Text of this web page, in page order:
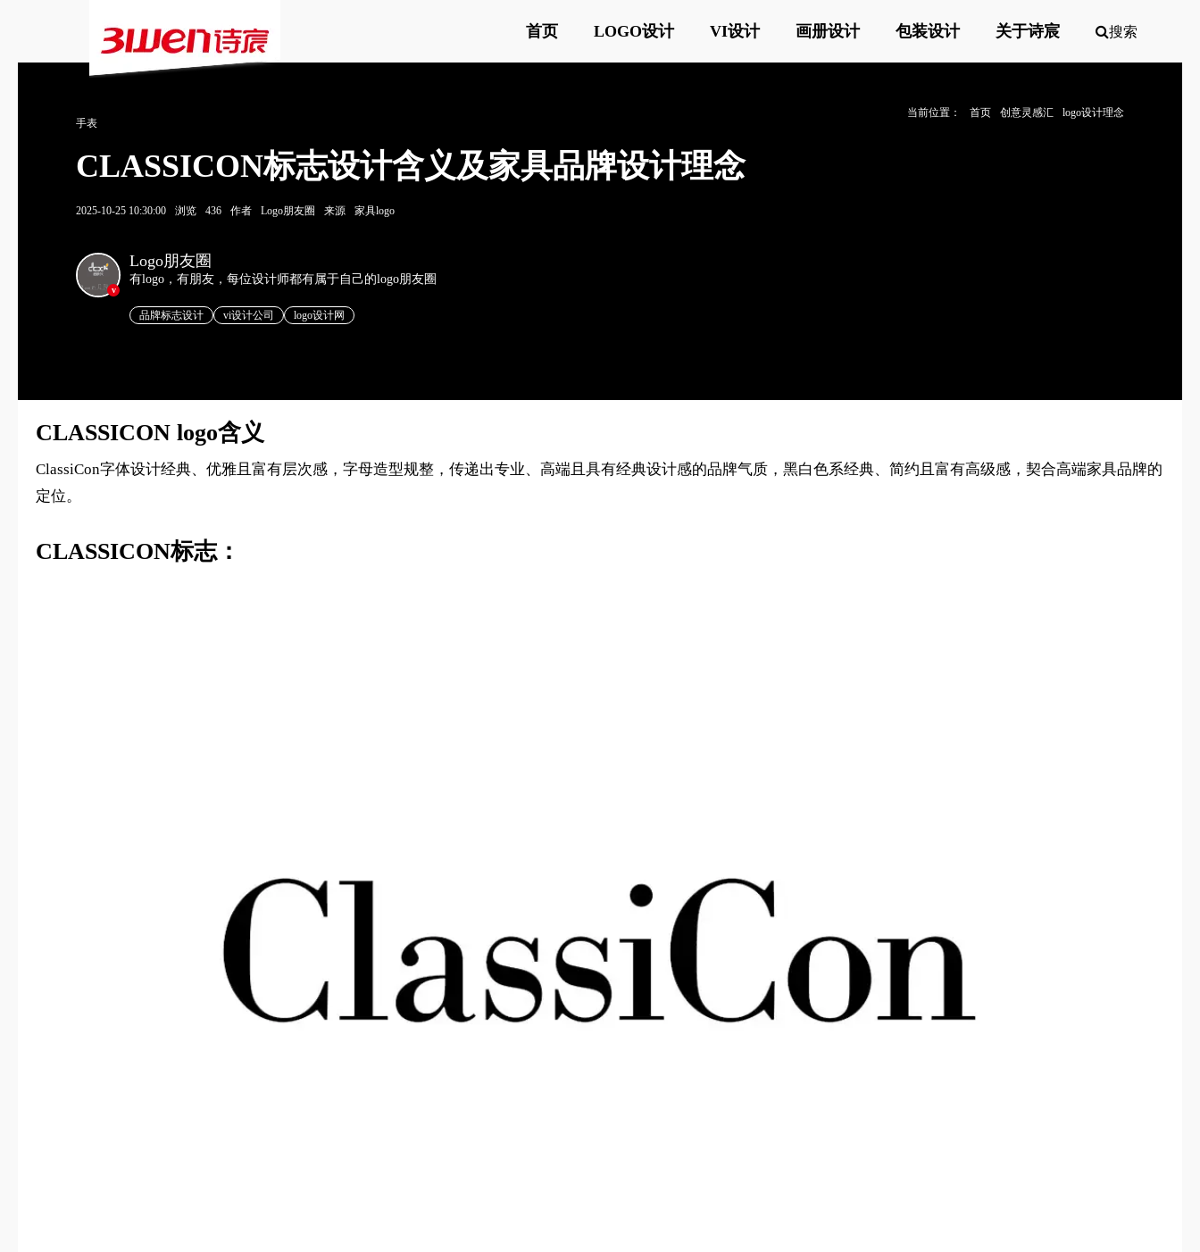
首页 LOGO设计 VI设计 画册设计 包装设计 关于诗宸 搜索
当前位置： 首页 创意灵感汇
logo设计理念
手表
CLASSICON标志设计含义及家具品牌设计理念
2025-10-25 10:30:00 浏览 436 作者 Logo朋友圈 来源 家具logo
v
Logo朋友圈
有logo，有朋友，每位设计师都有属于自己的logo朋友圈
品牌标志设计 vi设计公司 logo设计网
CLASSICON logo含义
ClassiCon字体设计经典、优雅且富有层次感，字母造型规整，传递出专业、高端且具有经典设计感的品牌气质，黑白色系经典、简约且富有高级感，契合高端家具品牌的
定位。
CLASSICON标志：